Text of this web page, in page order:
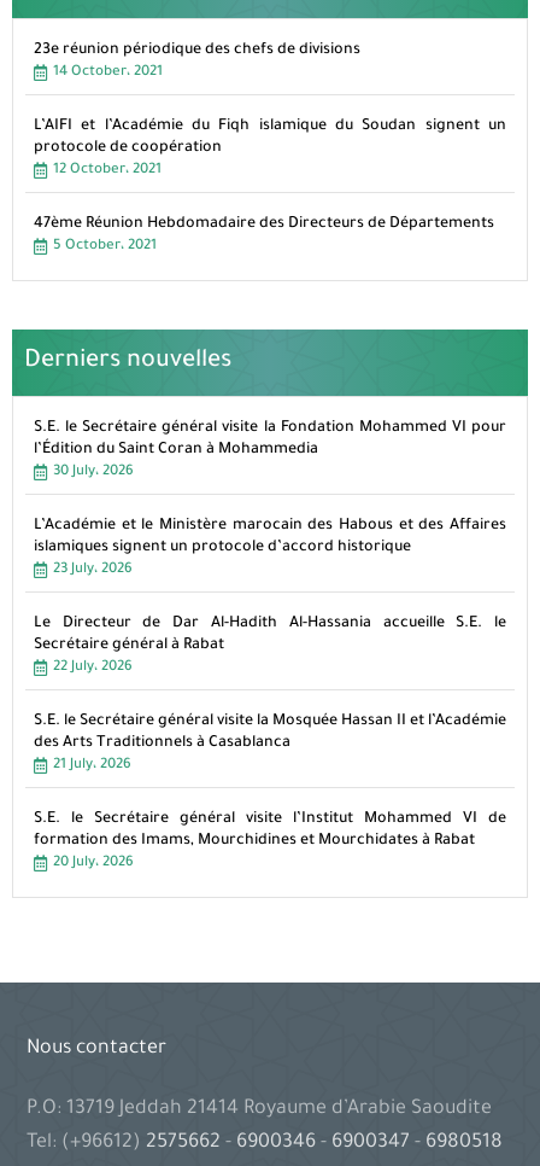
23e réunion périodique des chefs de divisions
14 October، 2021
L’AIFI et l’Académie du Fiqh islamique du Soudan signent un
protocole de coopération
12 October، 2021
47ème Réunion Hebdomadaire des Directeurs de Départements
5 October، 2021
Derniers nouvelles
S.E. le Secrétaire général visite la Fondation Mohammed VI pour
l’Édition du Saint Coran à Mohammedia
30 July، 2026
L’Académie et le Ministère marocain des Habous et des Affaires
islamiques signent un protocole d’accord historique
23 July، 2026
Le Directeur de Dar Al-Hadith Al-Hassania accueille S.E. le
Secrétaire général à Rabat
22 July، 2026
S.E. le Secrétaire général visite la Mosquée Hassan II et l’Académie
des Arts Traditionnels à Casablanca
21 July، 2026
S.E. le Secrétaire général visite l’Institut Mohammed VI de
formation des Imams, Mourchidines et Mourchidates à Rabat
20 July، 2026
Nous contacter
P.O: 13719 Jeddah 21414 Royaume d’Arabie Saoudite
Tel: (+96612) 2575662- 6900346- 6900347- 6980518